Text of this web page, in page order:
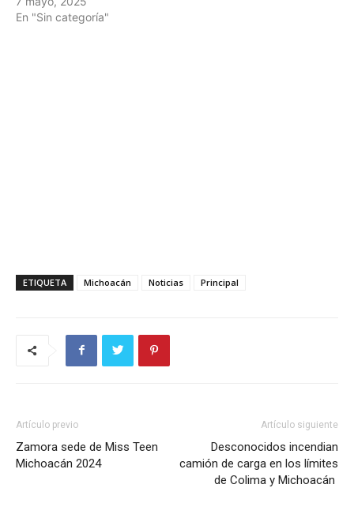
En "Sin categoría"
ETIQUETA Michoacán Noticias Principal
Artículo previo
Zamora sede de Miss Teen
Michoacán 2024
Artículo siguiente
Desconocidos incendian
camión de carga en los límites
de Colima y Michoacán